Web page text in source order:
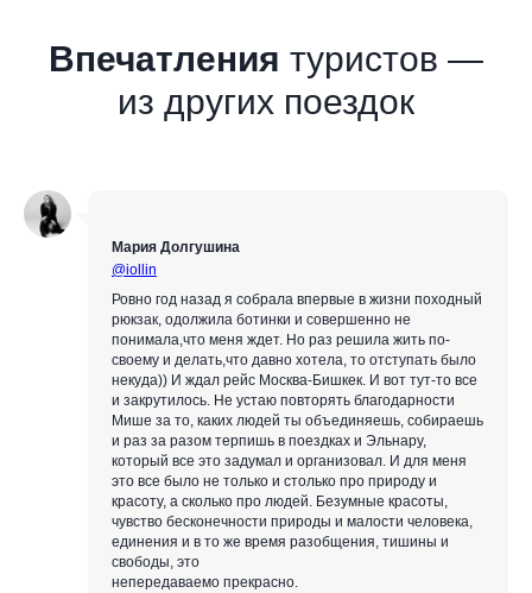
Впечатления туристов —
из других поездок
Мария Долгушина
@iollin
Ровно год назад я собрала впервые в жизни походный
рюкзак, одолжила ботинки и совершенно не
понимала,что меня ждет. Но раз решила жить по-
своему и делать,что давно хотела, то отступать было
некуда)) И ждал рейс Москва-Бишкек. И вот тут-то все
и закрутилось. Не устаю повторять благодарности
Мише за то, каких людей ты объединяешь, собираешь
и раз за разом терпишь в поездках и Эльнару,
который все это задумал и организовал. И для меня
это все было не только и столько про природу и
красоту, а сколько про людей. Безумные красоты,
чувство бесконечности природы и малости человека,
единения и в то же время разобщения, тишины и
свободы, это
непередаваемо прекрасно.